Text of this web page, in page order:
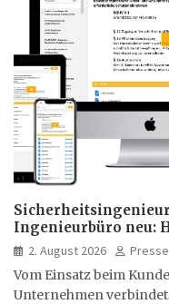
Ingenieurbüro neu:
hybrid und
2. August 2026
Presse
Vom Einsatz beim
Unternehmen verbindet